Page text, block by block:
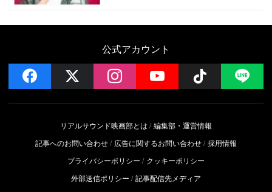
公式アカウント
facebook instagramYouTube Follow
リアルサウンド映画部とは
編集部・運営情報
記事へのお問い合わせ
広告に関するお問い合わせ 採用情報
プライバシーポリシー
クッキーポリシー
外部送信ポリシー
記事配信先メディア